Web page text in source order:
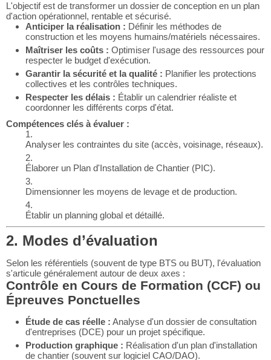
L'objectif est de transformer un dossier de conception en un plan
d'action opérationnel, rentable et sécurisé.
Anticiper la réalisation : Définir les méthodes de
construction et les moyens humains/matériels nécessaires.
Maîtriser les coûts : Optimiser l'usage des ressources pour
respecter le budget d'exécution.
Garantir la sécurité et la qualité : Planifier les protections
collectives et les contrôles techniques.
Respecter les délais : Établir un calendrier réaliste et
coordonner les différents corps d'état.
Compétences clés à évaluer :
Analyser les contraintes du site (accès, voisinage, réseaux).
Élaborer un Plan d'Installation de Chantier (PIC).
Dimensionner les moyens de levage et de production.
Établir un planning global et détaillé.
2. Modes d’évaluation
Selon les référentiels (souvent de type BTS ou BUT), l'évaluation
s'articule généralement autour de deux axes :
Contrôle en Cours de Formation (CCF) ou
Épreuves Ponctuelles
Étude de cas réelle : Analyse d'un dossier de consultation
d'entreprises (DCE) pour un projet spécifique.
Production graphique : Réalisation d'un plan d'installation
de chantier (souvent sur logiciel CAO/DAO).